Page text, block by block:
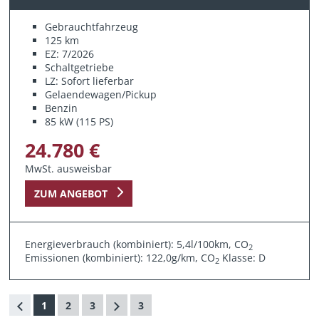
Gebrauchtfahrzeug
125 km
EZ: 7/2026
Schaltgetriebe
LZ: Sofort lieferbar
Gelaendewagen/Pickup
Benzin
85 kW (115 PS)
24.780 €
MwSt. ausweisbar
ZUM ANGEBOT
Energieverbrauch (kombiniert): 5,4l/100km, CO2
Emissionen (kombiniert): 122,0g/km, CO2 Klasse: D
1 2 3 3